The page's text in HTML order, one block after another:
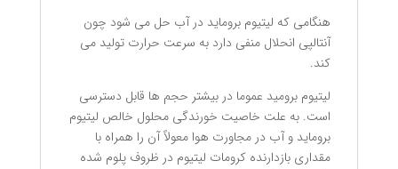
هنگامی که لیتیوم بروماید در آب حل می شود چون
آنتالپی انحلال منفی دارد به سرعت حرارت تولید می
کند.
لیتیوم برومید عموما در بیشتر حجم ها قابل دسترسی
است. به علت خاصیت خورندگی محلول خالص لیتیوم
بروماید و آب در مجاورت هوا معولاً آن را همراه با
مقداری بازدارنده کرومات لیتیوم در ظروف پلوم شده